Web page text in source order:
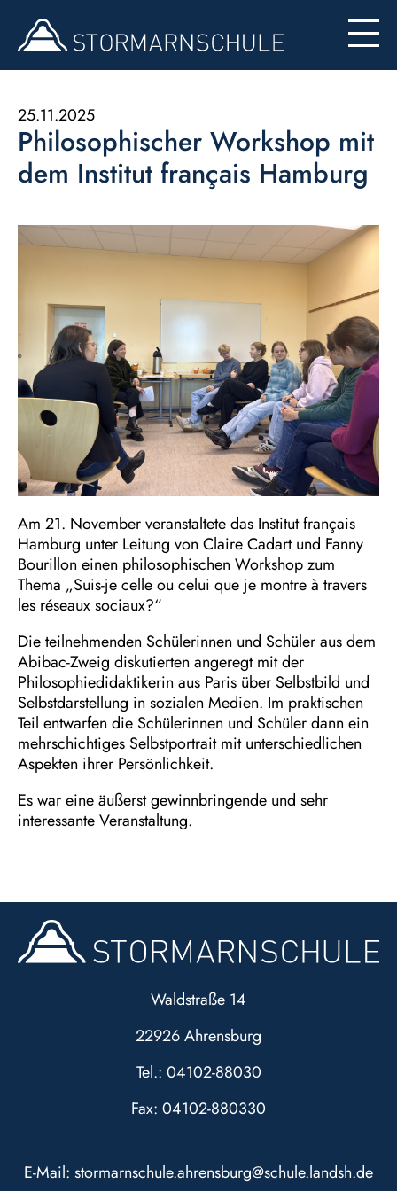
Begabten- und Begabungsförderung (LemaS)
Berufsinfo
Konzept zur Nutzung der Ipads
Für Eltern
Formulare
25.11.2025
Philosophischer Workshop mit
dem Institut français Hamburg
Am 21. November veranstaltete das Institut français
Hamburg unter Leitung von Claire Cadart und Fanny
Bourillon einen philosophischen Workshop zum
Thema „Suis-je celle ou celui que je montre à travers
les réseaux sociaux?“
Die teilnehmenden Schülerinnen und Schüler aus dem
Abibac-Zweig diskutierten angeregt mit der
Philosophiedidaktikerin aus Paris über Selbstbild und
Selbstdarstellung in sozialen Medien. Im praktischen
Teil entwarfen die Schülerinnen und Schüler dann ein
mehrschichtiges Selbstportrait mit unterschiedlichen
Aspekten ihrer Persönlichkeit.
Es war eine äußerst gewinnbringende und sehr
interessante Veranstaltung.
Waldstraße 14
22926 Ahrensburg
Tel.: 04102-88030
Fax: 04102-880330
E-Mail: stormarnschule.ahrensburg@schule.landsh.de